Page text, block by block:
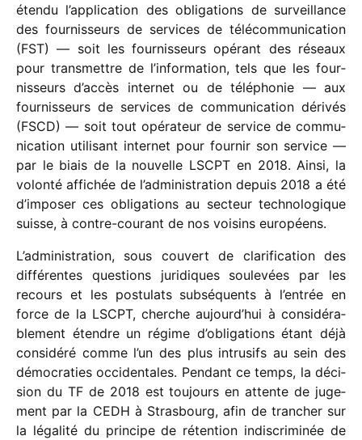
étendu l’application des obli­ga­tions de surveillance
des four­nis­seurs de services de télé­com­mu­ni­ca­tion
(FST) — soit les four­nis­seurs opérant des réseaux
pour trans­mettre de l’information, tels que les four­
nis­seurs d’accès inter­net ou de télé­pho­nie — aux
four­nis­seurs de services de commu­ni­ca­tion déri­vés
(FSCD) — soit tout opéra­teur de service de commu­
ni­ca­tion utili­sant inter­net pour four­nir son service —
par le biais de la nouvelle LSCPT en 2018. Ainsi, la
volonté affi­chée de l’administration depuis 2018 a été
d’imposer ces obli­ga­tions au secteur tech­no­lo­gique
suisse, à contre-courant de nos voisins européens.
L’administration, sous couvert de clari­fi­ca­tion des
diffé­rentes ques­tions juri­diques soule­vées par les
recours et les postu­lats subsé­quents à l’entrée en
force de la LSCPT, cherche aujourd’hui à consi­dé­ra­
ble­ment étendre un régime d’obligations étant déjà
consi­déré comme l’un des plus intru­sifs au sein des
démo­cra­ties occi­den­tales. Pendant ce temps, la déci­
sion du TF de 2018 est toujours en attente de juge­
ment par la CEDH à Strasbourg, afin de tran­cher sur
la léga­lité du prin­cipe de réten­tion indis­cri­mi­née de